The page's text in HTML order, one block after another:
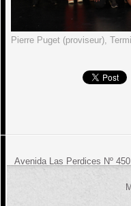
Pierre Puget (proviseur),
Avenida Las Perdices Nº